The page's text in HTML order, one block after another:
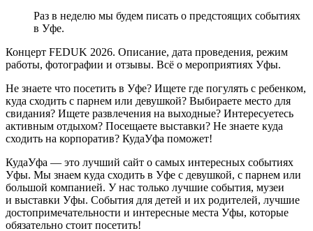
Раз в неделю мы будем писать о предстоящих событиях
в Уфе.
Концерт FEDUK 2026. Описание, дата проведения, режим
работы, фотографии и отзывы. Всё о мероприятиях Уфы.
Не знаете что посетить в Уфе? Ищете где погулять с ребенком,
куда сходить с парнем или девушкой? Выбираете место для
свидания? Ищете развлечения на выходные? Интересуетесь
активным отдыхом? Посещаете выставки? Не знаете куда
сходить на корпоратив? КудаУфа поможет!
КудаУфа — это лучший сайт о самых интересных событиях
Уфы. Мы знаем куда сходить в Уфе с девушкой, с парнем или
большой компанией. У нас только лучшие события, музеи
и выставки Уфы. События для детей и их родителей, лучшие
достопримечательности и интересные места Уфы, которые
обязательно стоит посетить!